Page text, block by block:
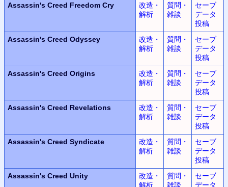
Assassin's Creed Freedom Cry
改造・
解析
質問・
雑談
セーブ
データ
投稿
Assassin's Creed Odyssey
改造・
解析
質問・
雑談
セーブ
データ
投稿
Assassin's Creed Origins
改造・
解析
質問・
雑談
セーブ
データ
投稿
Assassin's Creed Revelations
改造・
解析
質問・
雑談
セーブ
データ
投稿
Assassin's Creed Syndicate
改造・
解析
質問・
雑談
セーブ
データ
投稿
Assassin's Creed Unity
改造・
解析
質問・
雑談
セーブ
データ